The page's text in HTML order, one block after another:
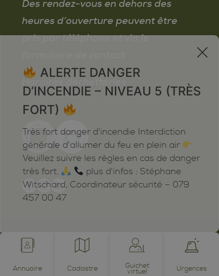
Annuaire Cadastre Guichet
virtuel Urgences
Des rendez-vous en dehors des
heures d’ouverture peuvent être
pris par téléphone et via le
Horaires déchetteries
powered by /BOOMERANG
photos by JEAN-CLAUDE ROH ©
x
ALERTE DANGER
D’INCENDIE – NIVEAU 5 (TRÈS
FORT)
Très fort danger d'incendie Interdiction
générale d'allumer du feu en plein air
Veuillez suivre les règles en cas de danger
très fort.
plus d'infos : Stéphane
Witschard, Coordinateur sécurité – 079
457 00 47